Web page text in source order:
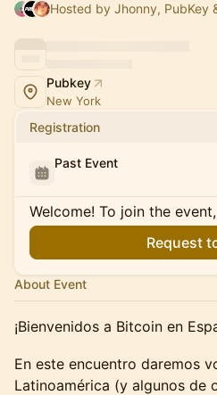
Hosted by Jhonny, PubKey
Pubkey
New York
Registration
Past Event
Welcome! To join the
Request
About Event
¡Bienvenidos a Bitcoin en
En este encuentro daremos
Latinoamérica (y algunos de